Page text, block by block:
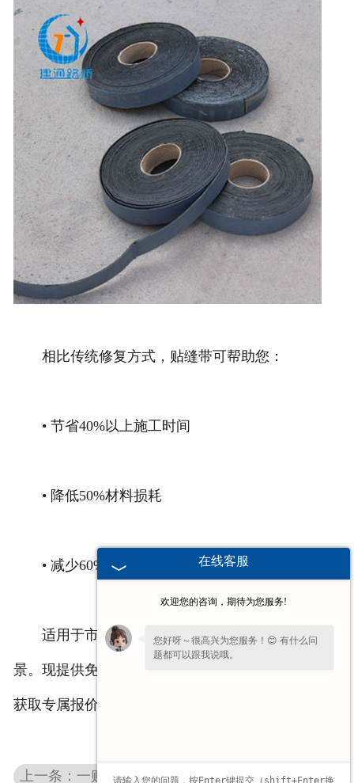
相比传统修复方式，贴缝带可帮助您：
• 节省40%以上施工时间
• 降低50%材料损耗
• 减少60%重复修补次数
适用于市政道路、小区路面、停车场等多种场
景。现提供免费样品试用和专门施工指导，立即咨询
获取专属报价方案！
上一条：一贴即合：贴缝带实现路面裂缝长效修复的实用方案
在线客服
欢迎您的咨询，期待为您服务!
您好呀～很高兴为您服务！😊 有什么问
题都可以跟我说哦。